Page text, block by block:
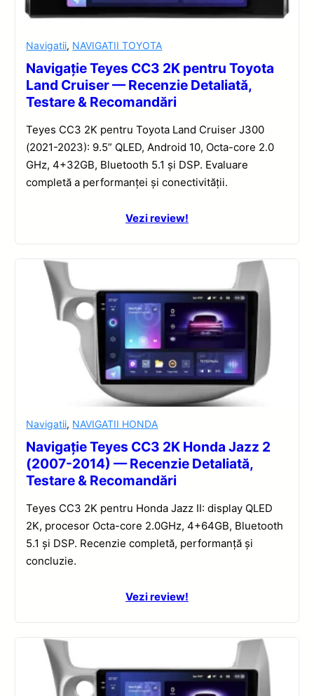
Navigatii, NAVIGATII TOYOTA
Navigație Teyes CC3 2K pentru Toyota
Land Cruiser — Recenzie Detaliată,
Testare & Recomandări
Teyes CC3 2K pentru Toyota Land Cruiser J300
(2021-2023): 9.5” QLED, Android 10, Octa-core 2.0
GHz, 4+32GB, Bluetooth 5.1 și DSP. Evaluare
completă a performanței și conectivității.
Vezi review!
Navigatii, NAVIGATII HONDA
Navigație Teyes CC3 2K Honda Jazz 2
(2007-2014) — Recenzie Detaliată,
Testare & Recomandări
Teyes CC3 2K pentru Honda Jazz II: display QLED
2K, procesor Octa-core 2.0GHz, 4+64GB, Bluetooth
5.1 și DSP. Recenzie completă, performanță și
concluzie.
Vezi review!